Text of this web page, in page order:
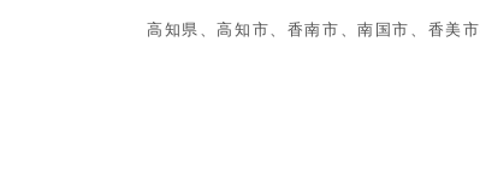
高知県、高知市、香南市、南国市、香美